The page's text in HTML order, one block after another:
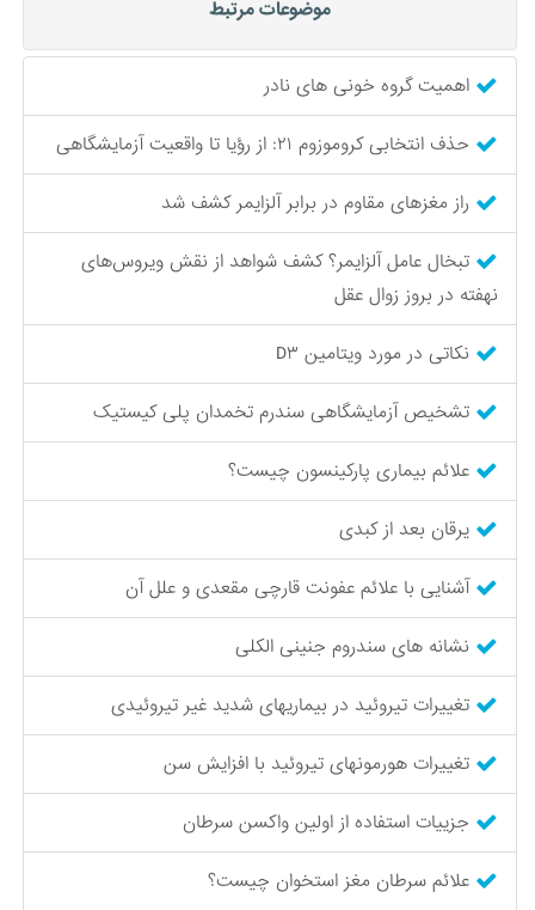
موضوعات مرتبط
اهمیت گروه خونی های نادر
حذف انتخابی کروموزوم ۲۱: از رؤیا تا واقعیت آزمایشگاهی
راز مغزهای مقاوم در برابر آلزایمر کشف شد
تبخال عامل آلزایمر؟ کشف شواهد از نقش ویروس‌های
نهفته در بروز زوال عقل
نکاتی در مورد ویتامین D۳
تشخیص آزمایشگاهی سندرم تخمدان پلی کیستیک
علائم بیماری پارکینسون چیست؟
یرقان بعد از کبدی
آشنایی با علائم عفونت قارچی مقعدی و علل آن
نشانه های سندروم جنینی الکلی
تغییرات تیروئید در بیماریهای شدید غیر تیروئیدی
تغییرات هورمونهای تیروئید با افزایش سن
جزییات استفاده از اولین واکسن سرطان
علائم سرطان مغز استخوان چیست؟